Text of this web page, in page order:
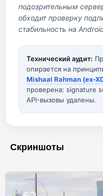
подозрительным
обходит проверку
стабильность на
Технический аудит:
опирается на
Mishaal Rahman (ex-
проверена: signature
API-вызовы удалены.
Скриншоты